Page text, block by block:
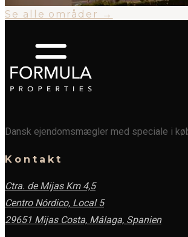
Se alle områder →
Dansk ejendomsmægler med speciale i
Kontakt
Ctra. de Mijas Km 4,5
Centro Nórdico, Local 5
29651 Mijas Costa, Málaga, Spanien